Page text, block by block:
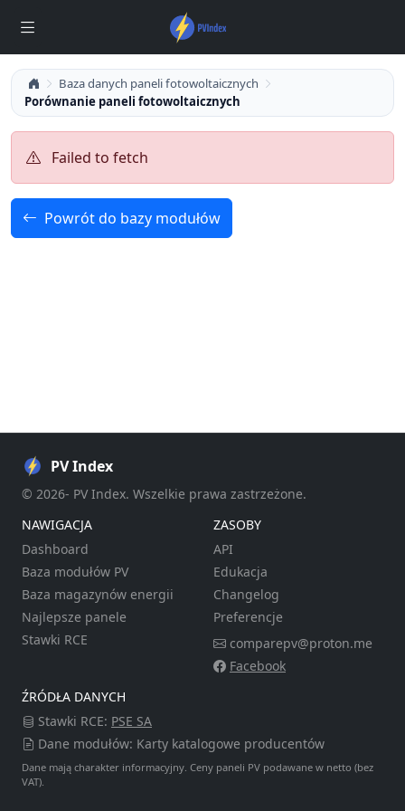
Baza danych paneli fotowoltaicznych
Porównanie paneli fotowoltaicznych
Failed to fetch
Powrót do bazy modułów
PV Index
© 2026- PV Index. Wszelkie prawa zastrzeżone.
NAWIGACJA
Dashboard
Baza modułów PV
Baza magazynów energii
Najlepsze panele
Stawki RCE
ZASOBY
API
Edukacja
Changelog
Preferencje
comparepv@proton.me
Facebook
ŹRÓDŁA DANYCH
Stawki RCE: PSE SA
Dane modułów: Karty katalogowe producentów
Dane mają charakter informacyjny. Ceny paneli PV podawane w netto (bez
VAT).